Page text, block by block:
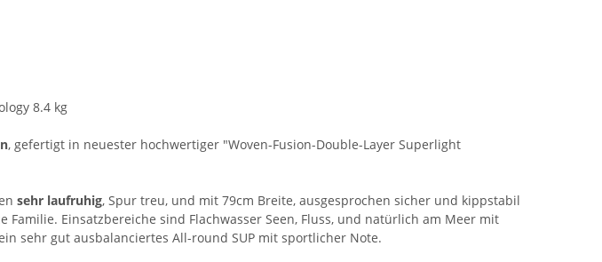
8.4 kg
, gefertigt in neuester hochwertiger "Woven-Fusion-Double-Layer Superlight
sehr laufruhig, Spur treu, und mit 79cm Breite, ausgesprochen sicher und kippstabil
Einsatzbereiche sind Flachwasser Seen, Fluss, und natürlich am Meer mit
sehr gut ausbalanciertes All-round SUP mit sportlicher Note.